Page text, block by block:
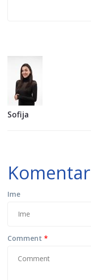
Sofija
Komentar
Ime
Comment *